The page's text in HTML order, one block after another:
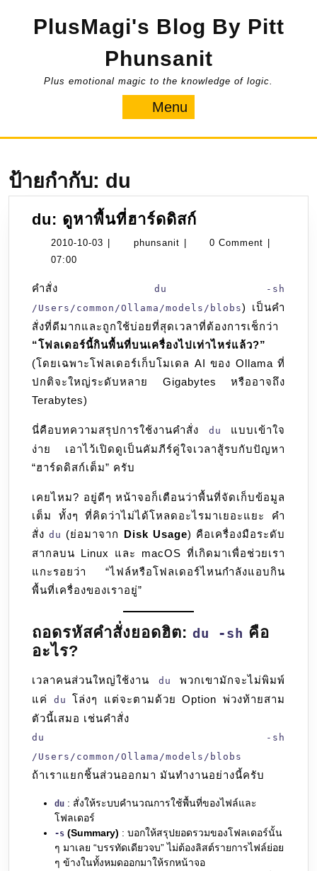
PlusMagi's Blog By Pitt
Phunsanit
Plus emotional magic to the knowledge of logic.
Menu
ป้ายกำกับ: du
du: ดูหาพื้นที่ฮาร์ดดิสก์
2010-10-03 2010- phunsanit phunsanit0 Comment
07:00
คำสั่ง du -sh
/Users/common/Ollama/models/blobs) เป็นคำ
สั่งที่ดีมากและถูกใช้บ่อยที่สุดเวลาที่ต้องการเช็กว่า
“โฟลเดอร์นี้กินพื้นที่บนเครื่องไปเท่าไหร่แล้ว?”
(โดยเฉพาะโฟลเดอร์เก็บโมเดล AI ของ Ollama ที่
ปกติจะใหญ่ระดับหลาย Gigabytes หรืออาจถึง
Terabytes)
นี่คือบทความสรุปการใช้งานคำสั่ง du
แบบเข้าใจ
ง่าย เอาไว้เปิดดูเป็นคัมภีร์คู่ใจเวลาสู้รบกับปัญหา
“ฮาร์ดดิสก์เต็ม” ครับ
เคยไหม? อยู่ดีๆ หน้าจอก็เตือนว่าพื้นที่จัดเก็บข้อมูล
เต็ม ทั้งๆ ที่คิดว่าไม่ได้โหลดอะไรมาเยอะแยะ คำ
สั่งdu (ย่อมาจาก Disk Usage) คือเครื่องมือระดับ
สากลบน Linux และ macOS ที่เกิดมาเพื่อช่วยเรา
แกะรอยว่า “ไฟล์หรือโฟลเดอร์ไหนกำลังแอบกิน
พื้นที่เครื่องของเราอยู่”
ถอดรหัสคำสั่งยอดฮิต: du -sh คือ
อะไร?
เวลาคนส่วนใหญ่ใช้งาน du
พวกเขามักจะไม่พิมพ์
แค่ du
โล่งๆ แต่จะตามด้วย Option พ่วงท้ายสาม
ตัวนี้เสมอ เช่นคำสั่ง
du -sh
/Users/common/Ollama/models/blobs
ถ้าเราแยกชิ้นส่วนออกมา มันทำงานอย่างนี้ครับ
du : สั่งให้ระบบคำนวณการใช้พื้นที่ของไฟล์และ
โฟลเดอร์
-s (Summary) : บอกให้สรุปยอดรวมของโฟลเดอร์นั้น
ๆ มาเลย “บรรทัดเดียวจบ” ไม่ต้องลิสต์รายการไฟล์ย่อย
ๆ ข้างในทั้งหมดออกมาให้รกหน้าจอ